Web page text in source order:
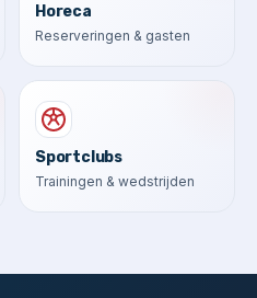
Horeca
Reserveringen & gasten
Sportclubs
Trainingen & wedstrijden